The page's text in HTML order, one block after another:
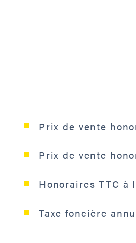
Prix de vente
Prix de vente
Honoraires TTC à
Taxe foncière